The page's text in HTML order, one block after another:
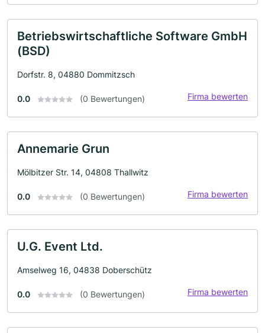
Betriebswirtschaftliche Software GmbH
(BSD)
Dorfstr. 8, 04880 Dommitzsch
0.0 (0 Bewertungen) Firma bewerten
Annemarie Grun
Mölbitzer Str. 14, 04808 Thallwitz
0.0 (0 Bewertungen) Firma bewerten
U.G. Event Ltd.
Amselweg 16, 04838 Doberschütz
0.0 (0 Bewertungen) Firma bewerten